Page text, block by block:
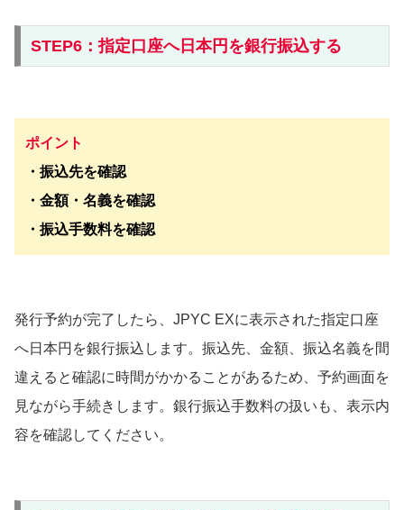
STEP6：指定口座へ日本円を銀行振込する
ポイント
・振込先を確認
・金額・名義を確認
・振込手数料を確認
発行予約が完了したら、JPYC EXに表示された指定口座
へ日本円を銀行振込します。振込先、金額、振込名義を間
違えると確認に時間がかかることがあるため、予約画面を
見ながら手続きします。銀行振込手数料の扱いも、表示内
容を確認してください。